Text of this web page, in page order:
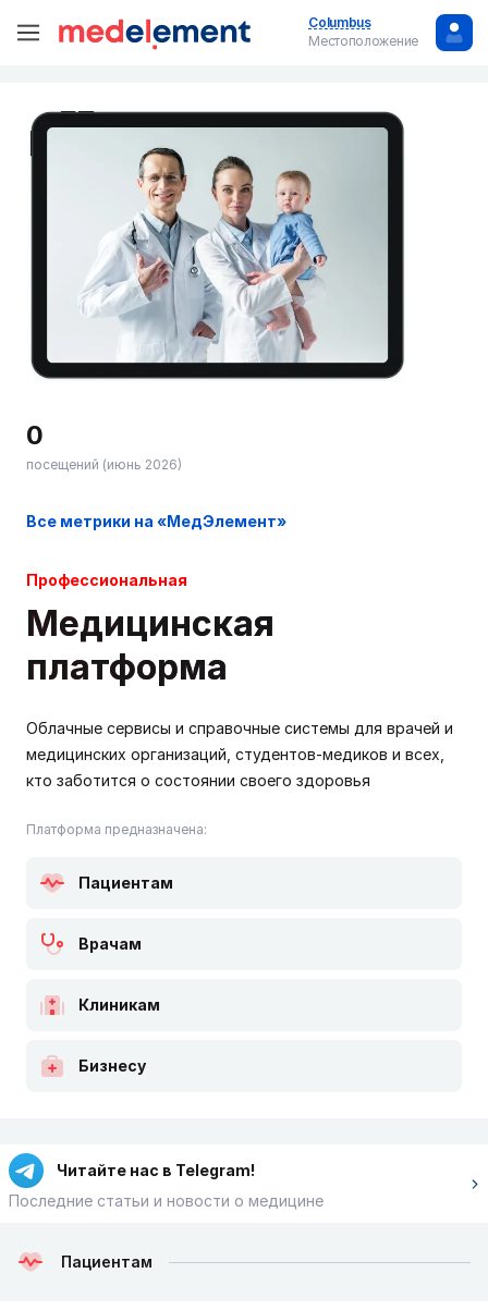
Columbus
Местоположение
0
посещений (июнь 2026)
Все метрики на «МедЭлемент»
Профессиональная
Медицинская
платформа
Облачные сервисы и справочные системы для врачей и
медицинских организаций, студентов-медиков и всех,
кто заботится о состоянии своего здоровья
Платформа предназначена:
Пациентам
Врачам
Клиникам
Бизнесу
Читайте нас в Telegram!
Последние статьи и новости о медицине
Пациентам